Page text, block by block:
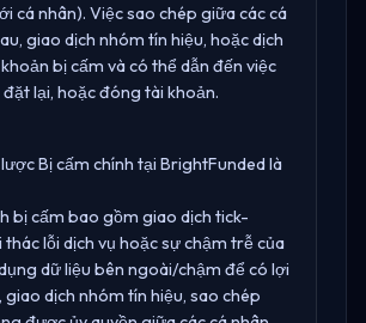
cá nhân). Việc sao chép giữa các cá
giao dịch nhóm tín hiệu, hoặc dịch
bị cấm và có thể dẫn đến việc
lại, hoặc đóng tài khoản.
Bị cấm chính tại BrightFunded là
bị cấm bao gồm giao dịch tick-
thác lỗi dịch vụ hoặc sự chậm trễ của
dữ liệu bên ngoài/chậm để có lợi
giao dịch nhóm tín hiệu, sao chép